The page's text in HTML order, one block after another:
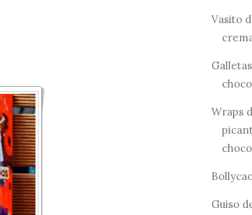
Vasito
Wraps
Guiso